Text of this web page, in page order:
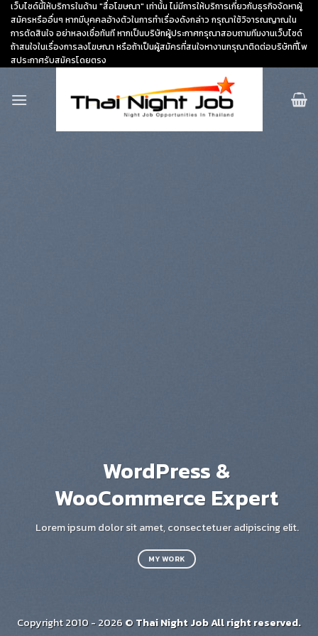
Skip
content
เว็บไซด์นี้ให้บริการในด้าน "สื่อโฆษณา" เท่านั้น ไม่มีการให้บริการเกี่ยวกับธุรกิจจัดหาผู้
สมัครหรืออื่นๆ หากมีบุคคลอ้างตัวในการทำเรื่องดังกล่าว กรุณาใช้วิจารณญาณใน
การตัดสินใจ อย่าหลงเชื่อทันที หากเป็นบริษัทผู้ประกาศกรุณาสอบถามทีมงานเว็บไซด์
ถ้าสนใจในเรื่องการลงโฆษณา หรือถ้าเป็นผู้สมัครที่สนใจหางานกรุณาติดต่อบริษัทที่โพ
สประกาศรับสมัครโดยตรง
WordPress &
WooCommerce Expert
Lorem ipsum dolor sit amet, consectetuer adipiscing elit.
MY WORK
Copyright 2010 - 2026 ©Thai Night Job All right reserved.